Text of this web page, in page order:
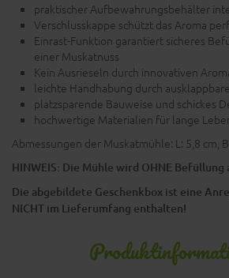
praktischer Aufbewahrungsbehälter
Verschlusskappe schützt das Aroma
Einrast-Funktion garantiert sicheres
einer Muskatnuss
Kein Ausrieseln durch innovativen
leichte Handhabung durch
platzsparende Bauweise und schickes
hochwertige Materialien für lange
Abmessungen der Muskatmühle: L: 5,8 cm,
HINWEIS: Die Mühle wird OHNE
Die abgebildete Geschenkbox ist eine
NICHT im Lieferumfang enthalten!